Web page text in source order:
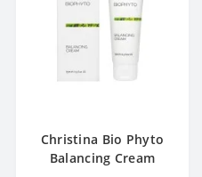
Christina Bio Phyto
Balancing Cream